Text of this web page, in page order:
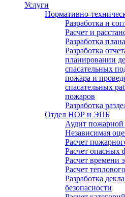
Услуги
Нормативно-
Разработка и
Расчет и
Разработка
Разработка
планировании
спасательных
пожара и
спасательных
пожаров
Разработка
Отдел НОР и ЭПБ
Аудит пожарной
Независимая
Расчет
Расчет опасных
Расчет времени
Расчет
Разработка
безопасности